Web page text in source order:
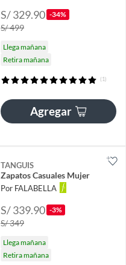
S/ 329.90 -34%
S/ 499
Llega mañana
Retira mañana
(1)
Agregar
TANGUIS
Zapatos Casuales Mujer
Por FALABELLA
S/ 339.90 -3%
S/ 349
Llega mañana
Retira mañana